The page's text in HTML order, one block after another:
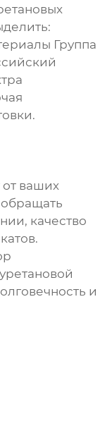
Группа
ваших
качество
и